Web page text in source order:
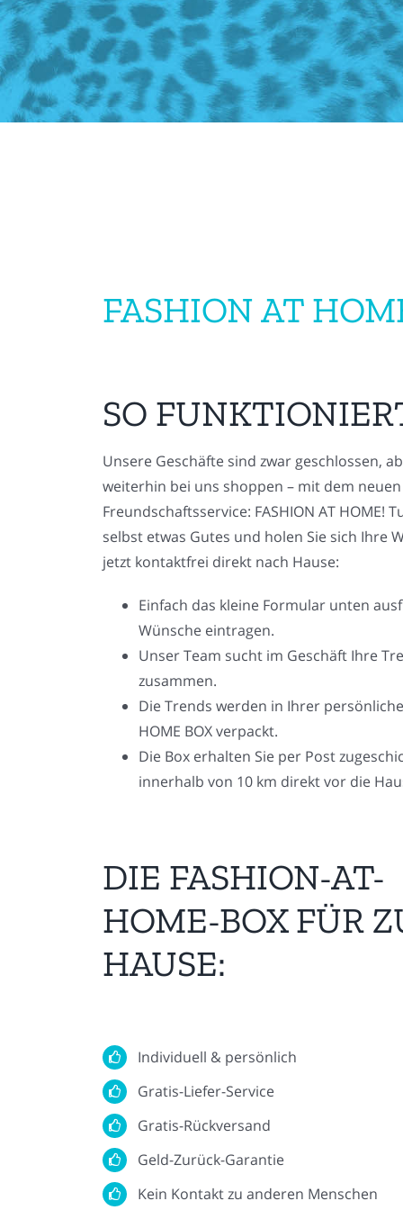
FASHION AT
SO
Unsere Geschäfte sind zwar geschlossen,
weiterhin bei uns shoppen – mit dem neuen
Freundschaftsservice: FASHION AT HOME!
selbst etwas Gutes und holen Sie sich Ihre
jetzt kontaktfrei direkt nach Hause:
Einfach das kleine Formular unten
Wünsche eintragen.
Unser Team sucht im Geschäft Ihre
zusammen.
Die Trends werden in Ihrer
HOME BOX verpackt.
Die Box erhalten Sie per Post
innerhalb von 10 km direkt vor die
DIE FASHION-AT-
HOME-BOX FÜR
HAUSE:
Individuell & persönlich
Gratis-Liefer-Service
Gratis-Rückversand
Geld-Zurück-Garantie
Kein Kontakt zu anderen Menschen